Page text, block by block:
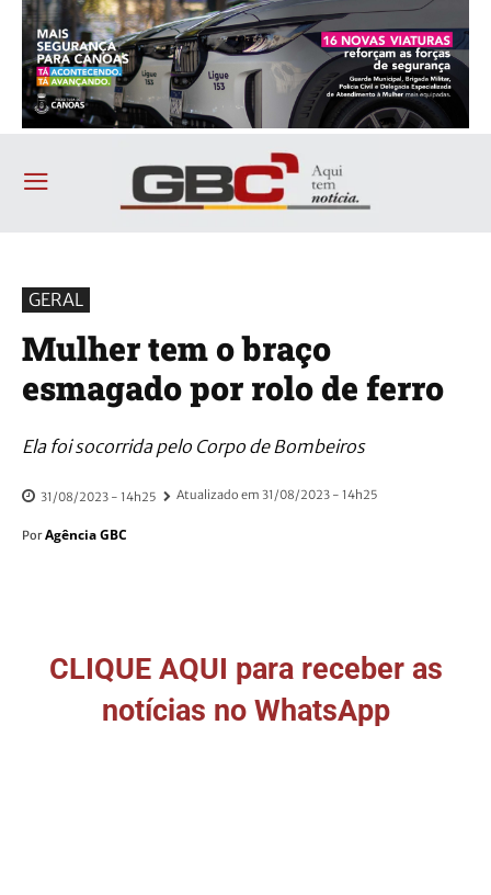
GERAL
Mulher tem o braço
esmagado por rolo de ferro
Ela foi socorrida pelo Corpo de Bombeiros
31/08/2023 - 14h25 Atualizado em 31/08/2023 - 14h25
Por Agência GBC
CLIQUE AQUI para receber as
notícias no WhatsApp